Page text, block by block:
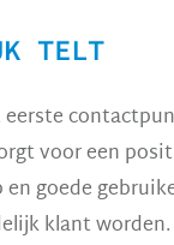
TELT
eerste
voor een
goede
klant worden.